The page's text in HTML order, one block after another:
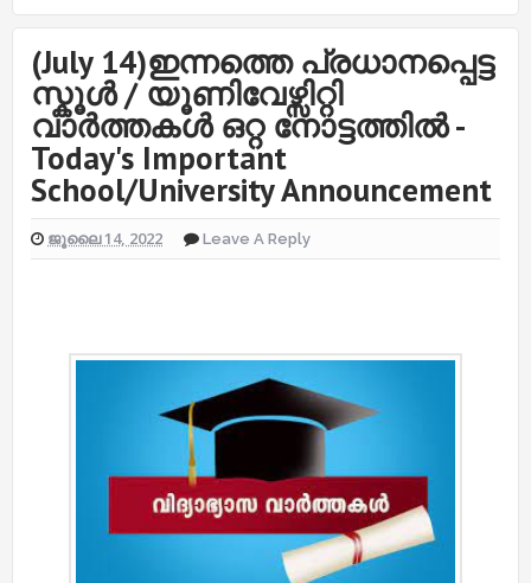
(July 14)ഇന്നത്തെ പ്രധാനപ്പെട്ട
സ്കൂൾ / യൂണിവേഴ്സിറ്റി
വാർത്തകൾ ഒറ്റ നോട്ടത്തിൽ -
Today's Important
School/University Announcement
ജൂലൈ 14, 2022 Leave A Reply